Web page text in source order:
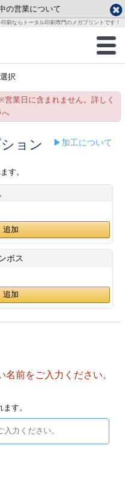
の営業について
刷ならトータル印刷専門のメガプリントです！
覧
ド
ド
ト
択
業日に含まれません。詳しく
へ
ョン ▶加工について
す。
ボス
前をご入力ください。
す。